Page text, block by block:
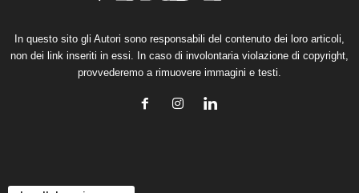
In questo sito gli Autori sono responsabili del contenuto dei loro articoli,
non dei link inseriti in essi. In caso di involontaria violazione di copyright,
provvederemo a rimuovere immagini e testi.